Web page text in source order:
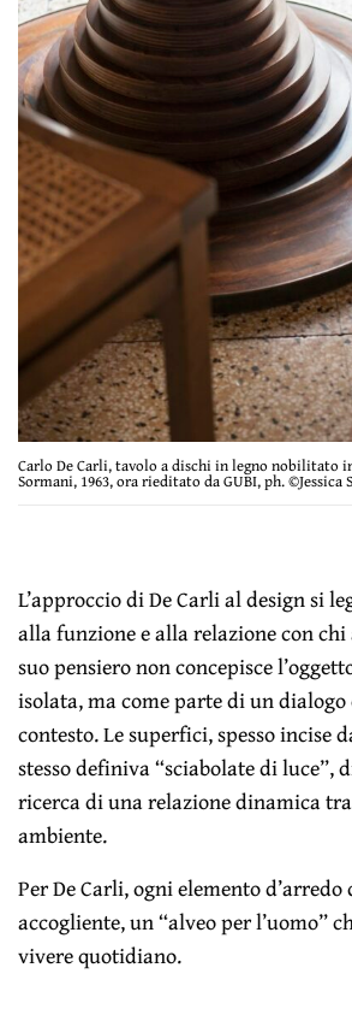
Carlo De Carli, tavolo a dischi in legno nobilitato
Sormani, 1963, ora rieditato da GUBI, ph. ©Jessica
L’approccio di De Carli al design si
alla funzione e alla relazione con
suo pensiero non concepisce
isolata, ma come parte di un
contesto. Le superfici, spesso incise
stesso definiva “sciabolate di luce”,
ricerca di una relazione dinamica
ambiente.
Per De Carli, ogni elemento d’arredo
accogliente, un “alveo per l’uomo”
vivere quotidiano.